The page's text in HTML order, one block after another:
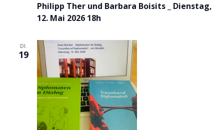
Philipp Ther und Barbara Boisits _ Dienstag,
12. Mai 2026 18h
DI.
19